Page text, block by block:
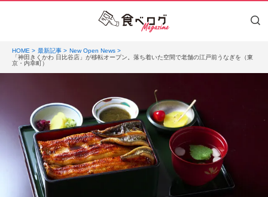
HOME 最新記事
New Open News
「神田きくかわ 日比谷店」が移転オープン。落ち着いた空間で老舗の江戸前うなぎを（東
京・内幸町）